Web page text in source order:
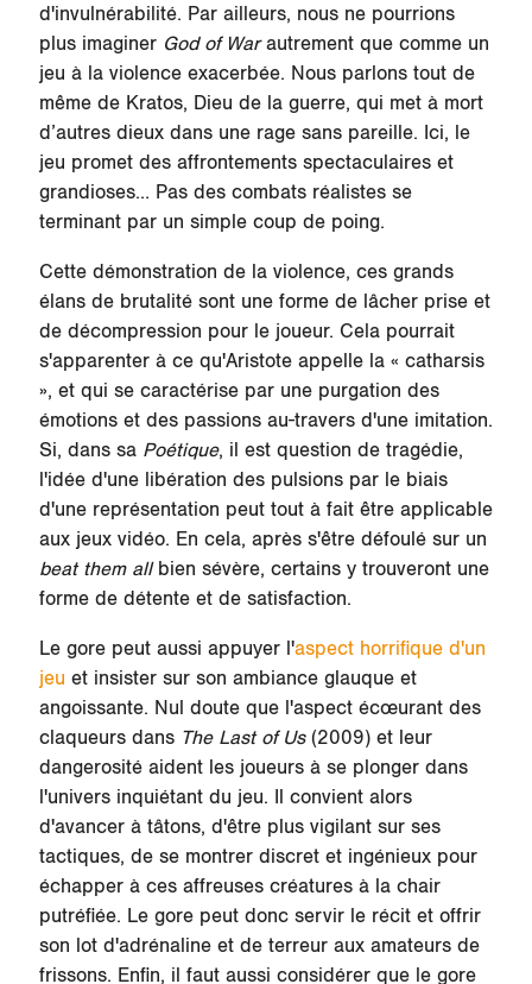
d'invulnérabilité. Par ailleurs, nous ne pourrions
plus imaginer God of Warautrement que comme un
jeu à la violence exacerbée. Nous parlons tout de
même de Kratos, Dieu de la guerre, qui met à mort
d’autres dieux dans une rage sans pareille. Ici, le
jeu promet des affrontements spectaculaires et
grandioses… Pas des combats réalistes se
terminant par un simple coup de poing.
Cette démonstration de la violence, ces grands
élans de brutalité sont une forme de lâcher prise et
de décompression pour le joueur. Cela pourrait
s'apparenter à ce qu'Aristote appelle la « catharsis
», et qui se caractérise par une purgation des
émotions et des passions au-travers d'une imitation.
Si, dans sa Poétique, il est question de tragédie,
l'idée d'une libération des pulsions par le biais
d'une représentation peut tout à fait être applicable
aux jeux vidéo. En cela, après s'être défoulé sur un
beat them allbien sévère, certains y trouveront une
forme de détente et de satisfaction.
Le gore peut aussi appuyer l'aspect horrifique d'un
jeu et insister sur son ambiance glauque et
angoissante. Nul doute que l'aspect écœurant des
claqueurs dans The Last of Us(2009) et leur
dangerosité aident les joueurs à se plonger dans
l'univers inquiétant du jeu. Il convient alors
d'avancer à tâtons, d'être plus vigilant sur ses
tactiques, de se montrer discret et ingénieux pour
échapper à ces affreuses créatures à la chair
putréfiée. Le gore peut donc servir le récit et offrir
son lot d'adrénaline et de terreur aux amateurs de
frissons. Enfin, il faut aussi considérer que le gore